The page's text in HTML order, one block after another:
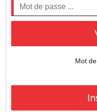
Mot